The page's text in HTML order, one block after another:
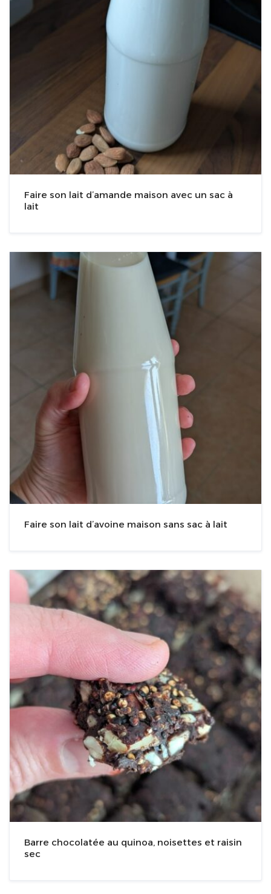
Faire son lait d’amande maison avec un sac à
lait
Faire son lait d’avoine maison sans sac à lait
Barre chocolatée au quinoa, noisettes et raisin
sec